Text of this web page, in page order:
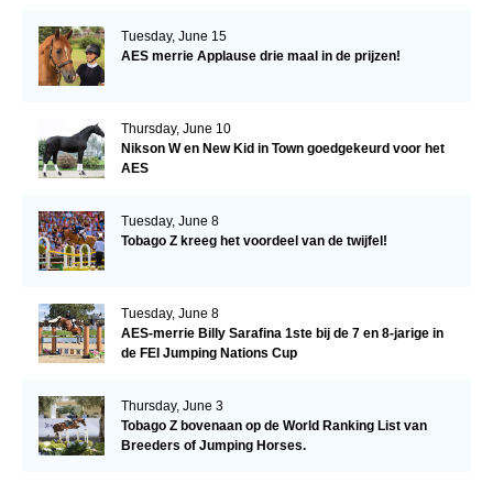
Tuesday, June 15
AES merrie Applause drie maal in de prijzen!
Thursday, June 10
Nikson W en New Kid in Town goedgekeurd voor het
AES
Tuesday, June 8
Tobago Z kreeg het voordeel van de twijfel!
Tuesday, June 8
AES-merrie Billy Sarafina 1ste bij de 7 en 8-jarige in
de FEI Jumping Nations Cup
Thursday, June 3
Tobago Z bovenaan op de World Ranking List van
Breeders of Jumping Horses.